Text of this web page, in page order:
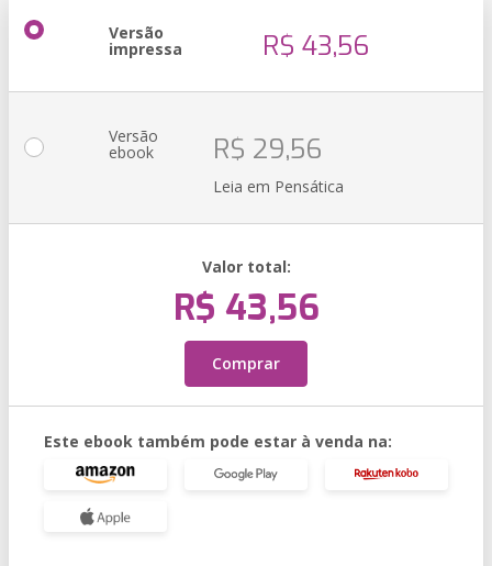
Versão
impressa R$ 43,56
Versão
ebook R$ 29,56
Leia em Pensática
Valor total:
R$ 43,56
Comprar
Este ebook também pode estar à venda na: